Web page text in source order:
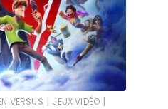
VERSUS | JEUX VIDÉO |